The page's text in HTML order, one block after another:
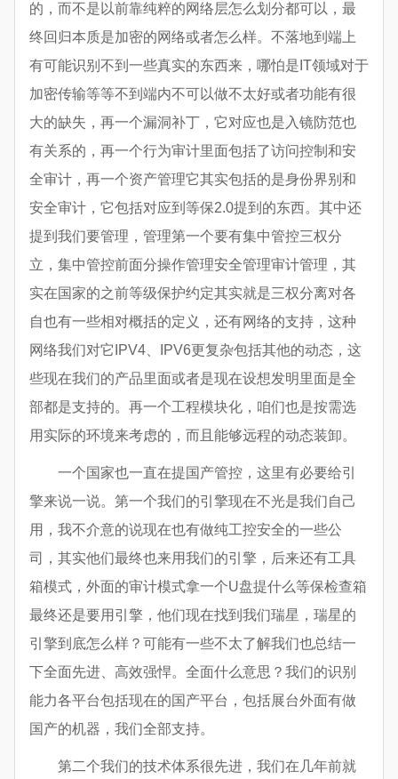
的，而不是以前靠纯粹的网络层怎么划分都可以，最
终回归本质是加密的网络或者怎么样。不落地到端上
有可能识别不到一些真实的东西来，哪怕是IT领域对于
加密传输等等不到端内不可以做不太好或者功能有很
大的缺失，再一个漏洞补丁，它对应也是入镜防范也
有关系的，再一个行为审计里面包括了访问控制和安
全审计，再一个资产管理它其实包括的是身份界别和
安全审计，它包括对应到等保2.0提到的东西。其中还
提到我们要管理，管理第一个要有集中管控三权分
立，集中管控前面分操作管理安全管理审计管理，其
实在国家的之前等级保护约定其实就是三权分离对各
自也有一些相对概括的定义，还有网络的支持，这种
网络我们对它IPV4、IPV6更复杂包括其他的动态，这
些现在我们的产品里面或者是现在设想发明里面是全
部都是支持的。再一个工程模块化，咱们也是按需选
用实际的环境来考虑的，而且能够远程的动态装卸。
一个国家也一直在提国产管控，这里有必要给引
擎来说一说。第一个我们的引擎现在不光是我们自己
用，我不介意的说现在也有做纯工控安全的一些公
司，其实他们最终也来用我们的引擎，后来还有工具
箱模式，外面的审计模式拿一个U盘提什么等保检查箱
最终还是要用引擎，他们现在找到我们瑞星，瑞星的
引擎到底怎么样？可能有一些不太了解我们也总结一
下全面先进、高效强悍。全面什么意思？我们的识别
能力各平台包括现在的国产平台，包括展台外面有做
国产的机器，我们全部支持。
第二个我们的技术体系很先进，我们在几年前就